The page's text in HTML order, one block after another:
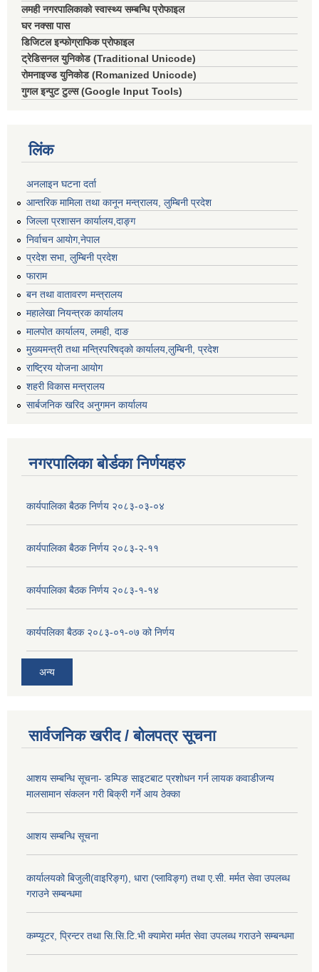
लमही नगरपालिकाको स्वास्थ्य सम्बन्धि प्रोफाइल
घर नक्सा पास
डिजिटल इन्फोग्राफिक प्रोफाइल
ट्रेडिसनल युनिकोड (Traditional Unicode)
रोमनाइज्ड युनिकोड (Romanized Unicode)
गुगल इन्पुट टुल्स (Google Input Tools)
लिंक
अनलाइन घटना दर्ता
आन्तरिक मामिला तथा कानून मन्त्रालय, लुम्बिनी प्रदेश
जिल्ला प्रशासन कार्यालय,दाङ्ग
निर्वाचन आयाेग,नेपाल
प्रदेश सभा, लुम्बिनी प्रदेश
फाराम
बन तथा वातावरण मन्त्रालय
महालेखा नियन्त्रक कार्यालय
मालपोत कार्यालय, लमही, दाङ
मुख्यमन्त्री तथा मन्त्रिपरिषद्को कार्यालय,लुम्बिनी, प्रदेश
राष्ट्रिय योजना आयोग
शहरी विकास मन्त्रालय
सार्बजनिक खरिद अनुगमन कार्यालय
नगरपालिका बोर्डका निर्णयहरु
कार्यपालिका बैठक निर्णय २०८३-०३-०४
कार्यपालिका बैठक निर्णय २०८३-२-११
कार्यपालिका बैठक निर्णय २०८३-१-१४
कार्यपलिका बैठक २०८३-०१-०७ को निर्णय
अन्य
सार्वजनिक खरीद / बोलपत्र सूचना
आशय सम्बन्धि सूचना- डम्पिङ साइटबाट प्रशोधन गर्न लायक कवाडीजन्य
मालसामान संकलन गरी बिक्री गर्ने आय ठेक्का
आशय सम्बन्धि सूचना
कार्यालयको बिजुली(वाइरिङ्ग), धारा (प्लाविङ्ग) तथा ए.सी. मर्मत सेवा उपलब्ध
गराउने सम्बन्धमा
कम्प्यूटर, प्रिन्टर तथा सि.सि.टि.भी क्यामेरा मर्मत सेवा उपलब्ध गराउने सम्बन्धमा